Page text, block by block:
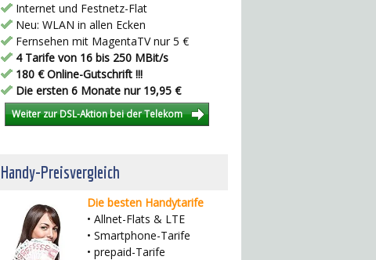
Internet und Festnetz-Flat
Neu: WLAN in allen Ecken
Fernsehen mit MagentaTV nur 5 €
4 Tarife von 16 bis 250 MBit/s
180 € Online-Gutschrift !!!
Die ersten 6 Monate nur 19,95 €
Weiter zur DSL-Aktion bei der Telekom
Handy-Preisvergleich
Die besten Handytarife
• Allnet-Flats & LTE
• Smartphone-Tarife
• prepaid-Tarife